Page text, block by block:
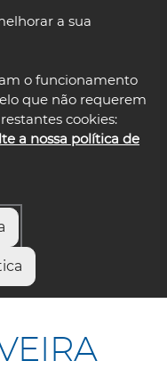
a sua
o funcionamento
que não requerem
cookies:
a nossa política de
select language
MUNICIPAL DA